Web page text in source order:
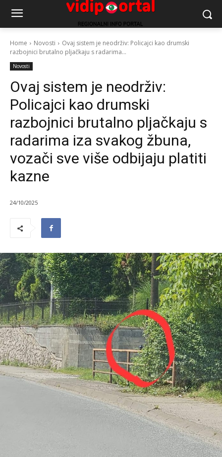
Home Novosti
Ovaj sistem je neodrživ: Policajci kao drumski
razbojnici brutalno pljačkaju s radarima...
Novosti
Ovaj sistem je neodrživ:
Policajci kao drumski
razbojnici brutalno pljačkaju s
radarima iza svakog žbuna,
vozači sve više odbijaju platiti
kazne
24/10/2025